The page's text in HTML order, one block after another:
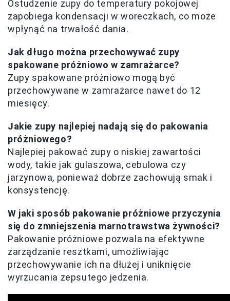
Ostudzenie zupy do temperatury pokojowej
zapobiega kondensacji w woreczkach, co może
wpłynąć na trwałość dania.
Jak długo można przechowywać zupy
spakowane próżniowo w zamrażarce?
Zupy spakowane próżniowo mogą być
przechowywane w zamrażarce nawet do 12
miesięcy.
Jakie zupy najlepiej nadają się do pakowania
próżniowego?
Najlepiej pakować zupy o niskiej zawartości
wody, takie jak gulaszowa, cebulowa czy
jarzynowa, ponieważ dobrze zachowują smak i
konsystencję.
W jaki sposób pakowanie próżniowe przyczynia
się do zmniejszenia marnotrawstwa żywności?
Pakowanie próżniowe pozwala na efektywne
zarządzanie resztkami, umożliwiając
przechowywanie ich na dłużej i uniknięcie
wyrzucania zepsutego jedzenia.